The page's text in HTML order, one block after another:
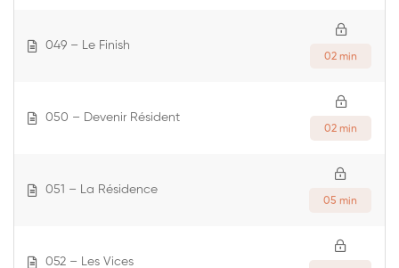
049 – Le Finish
02 min
050 – Devenir Résident
02 min
051 – La Résidence
05 min
052 – Les Vices